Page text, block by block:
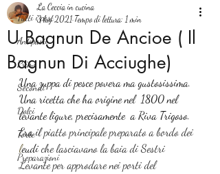
Tutti i post
Antipasti
Primi
Secondi
Dolci
Torte
Preparazioni
U Bagnun De Ancioe ( Il
Bagnun Di Acciughe)
La Ceccia in cucina
3 lug 2021 Tempo di lettura: 1 min
Una zuppa di pesce povera ma gustosissima.
Una ricetta che ha origine nel  1800 nel
levante ligure, precisamente  a Riva Trigoso.
Era il piatto principale preparato a bordo dei
leudi che lasciavano la baia di Sestri
Levante per approdare nei porti del